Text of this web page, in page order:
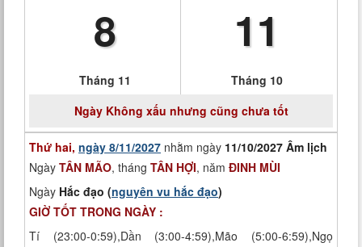
8
Tháng 11
11
Tháng 10
NgàyKhông xấu nhưng cũng chưa tốt
Thứ hai, ngày 8/11/2027 nhằm ngày 11/10/2027 Âm lịch
Ngày TÂN MÃO, tháng TÂN HỢI, năm ĐINH MÙI
Ngày Hắc đạo (nguyên vu hắc đạo)
GIỜ TỐT TRONG NGÀY :
Tí (23:00-0:59),Dần (3:00-4:59),Mão (5:00-6:59),Ngọ